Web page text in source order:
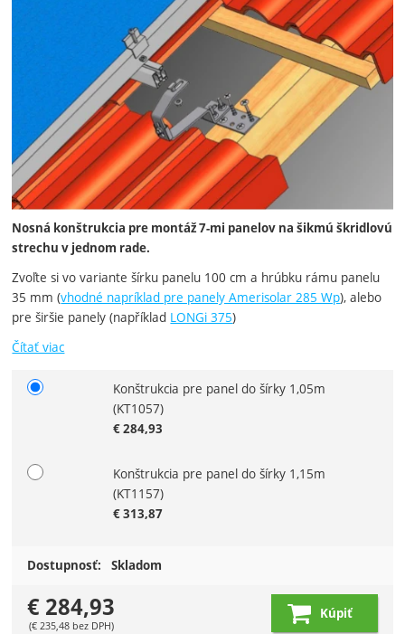
Nosná konštrukcia pre montáž 7-mi panelov na šikmú škridlovú
strechu v jednom rade.
Zvoľte si vo variante šírku panelu 100 cm a hrúbku rámu panelu
35 mm (vhodné napríklad pre panely Amerisolar 285 Wp), alebo
pre širšie panely (například LONGi 375)
Čítať viac
Zvoľte variantKonštrukcia pre panel do šírky 1,05m
(KT1057)
€284,93
Konštrukcia pre panel do šírky 1,15m
(KT1157)
€313,87
Dostupnosť: Skladom
€ 284,93
(€235,48 bez DPH)
Kúpiť